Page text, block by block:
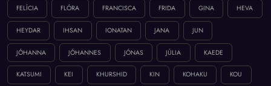
FELÍCIA FLÓRA FRANCISCA FRIDA GINA HEVA
HEYDAR IHSAN IONATAN JANA JUN
JÓHANNA JÓHANNES JÓNAS JÚLIA KAEDE
KATSUMI KEI KHURSHID KIN KOHAKU KOU